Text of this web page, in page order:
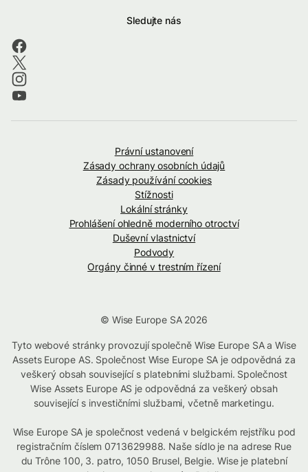
Sledujte nás
Právní ustanovení
Zásady ochrany osobních údajů
Zásady používání cookies
Stížnosti
Lokální stránky
Prohlášení ohledně moderního otroctví
Duševní vlastnictví
Podvody
Orgány činné v trestním řízení
© Wise Europe SA 2026
Tyto webové stránky provozují společně Wise Europe SA a Wise
Assets Europe AS. Společnost Wise Europe SA je odpovědná za
veškerý obsah související s platebními službami. Společnost
Wise Assets Europe AS je odpovědná za veškerý obsah
související s investičními službami, včetně marketingu.
Wise Europe SA je společnost vedená v belgickém rejstříku pod
registračním číslem 0713629988. Naše sídlo je na adrese Rue
du Trône 100, 3. patro, 1050 Brusel, Belgie. Wise je platební